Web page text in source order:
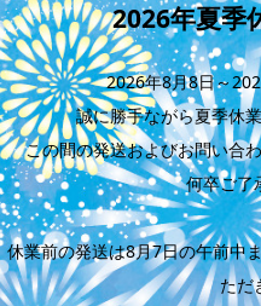
2026年夏季
2026年8月8日～
誠に勝手ながら夏季休
この間の発送およびお問い合
何卒ご了
休業前の発送は8月7日の午前中
ただ